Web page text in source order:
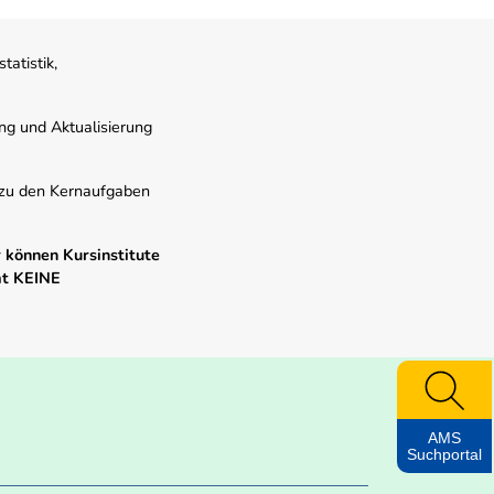
und Aktualisierung
den Kernaufgaben
Kursinstitute
KEINE
AMS
Suchportal